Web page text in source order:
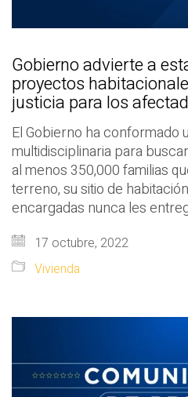
Gobierno advierte a
proyectos
justicia para los
El Gobierno ha conformado
multidisciplinaria para
al menos 350,000 familias
terreno, su sitio de
encargadas nunca les
17 octubre, 2022
Vivienda